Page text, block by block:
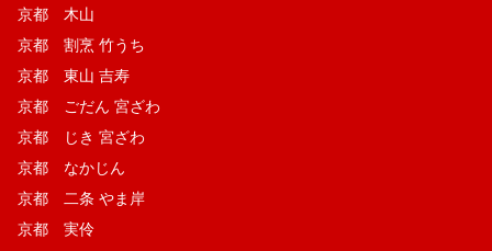
京都 木山
京都 割烹 竹うち
京都 東山 吉寿
京都 ごだん 宮ざわ
京都 じき 宮ざわ
京都 なかじん
京都 二条 やま岸
京都 実伶